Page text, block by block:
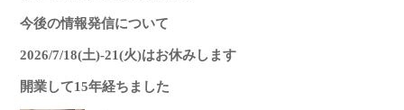
今後の情報発信について
2026/7/18(土)-21(火)はお休みします
開業して15年経ちました